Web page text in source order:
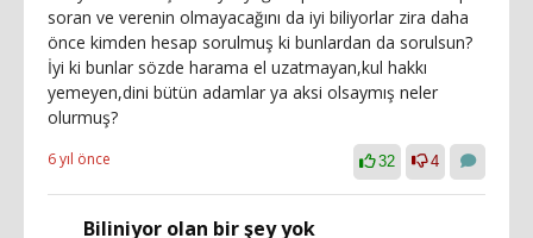
soran ve verenin olmayacağını da iyi biliyorlar zira daha
önce kimden hesap sorulmuş ki bunlardan da sorulsun?
İyi ki bunlar sözde harama el uzatmayan,kul hakkı
yemeyen,dini bütün adamlar ya aksi olsaymış neler
olurmuş?
6 yıl önce 32 4
Biliniyor olan bir şey yok